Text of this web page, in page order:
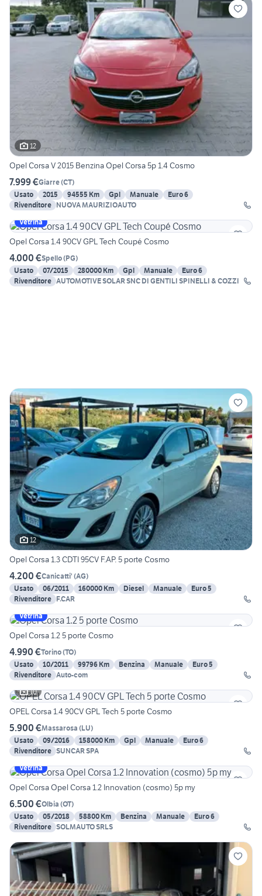
12
Opel Corsa V 2015 Benzina Opel Corsa 5p 1.4 Cosmo
7.999 €Giarre(CT)
Usato
2015 94555 Km Gpl Manuale
Euro 6
Rivenditore NUOVA MAURIZIOAUTO
Vetrina
Opel Corsa 1.4 90CV GPL Tech Coupé Cosmo
4.000 €Spello(PG)
Usato
07/2015 280000 Km Gpl Manuale
Euro 6
Rivenditore AUTOMOTIVE SOLAR SNC DI GENTILI SPINELLI & COZZI
12
Opel Corsa 1.3 CDTI 95CV F.AP. 5 porte Cosmo
4.200 €Canicatti' (AG)
Usato
06/2011 160000 Km Diesel Manuale
Euro 5
Rivenditore F.CAR
Vetrina
Opel Corsa 1.2 5 porte Cosmo
4.990 €Torino(TO)
Usato
10/2011 99796 Km Benzina Manuale
Euro 5
Rivenditore Auto-com
10
OPEL Corsa 1.4 90CV GPL Tech 5 porte Cosmo
5.900 €Massarosa (LU)
Usato
09/2016 158000 Km Gpl Manuale
Euro 6
Rivenditore SUNCAR SPA
Vetrina
Opel Corsa Opel Corsa 1.2 Innovation (cosmo) 5p my
6.500 €Olbia (OT)
Usato
05/2018 58800 Km Benzina Manuale
Euro 6
Rivenditore SOLMAUTO SRLS